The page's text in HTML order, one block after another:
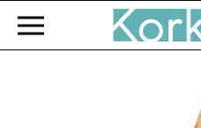
Zum Hauptinhalt springen